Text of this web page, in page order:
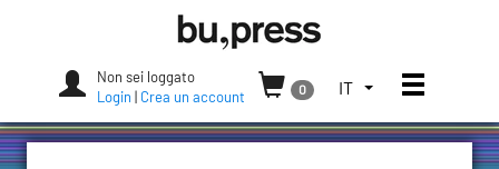
Press
Non sei loggato
Login
Crea un account
0
SELEZIONA
LINGUA.
IT Apri/